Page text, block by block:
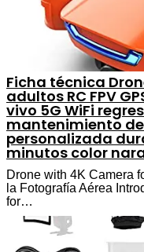
Ficha técnica
adultos RC FPV
vivo 5G WiFi
mantenimiento
personalizada
minutos color
Drone with 4K Camera
la Fotografía Aérea
for…